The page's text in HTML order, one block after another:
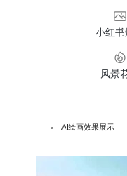
小红书
风景
AI绘画效果展示